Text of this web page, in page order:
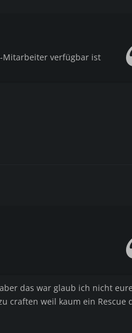
Mitarbeiter verfügbar ist
das war glaub ich nicht
craften weil kaum ein Rescue